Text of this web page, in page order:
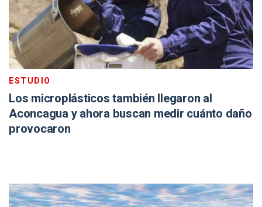
ESTUDIO
Los microplásticos también llegaron al
Aconcagua y ahora buscan medir cuánto daño
provocaron